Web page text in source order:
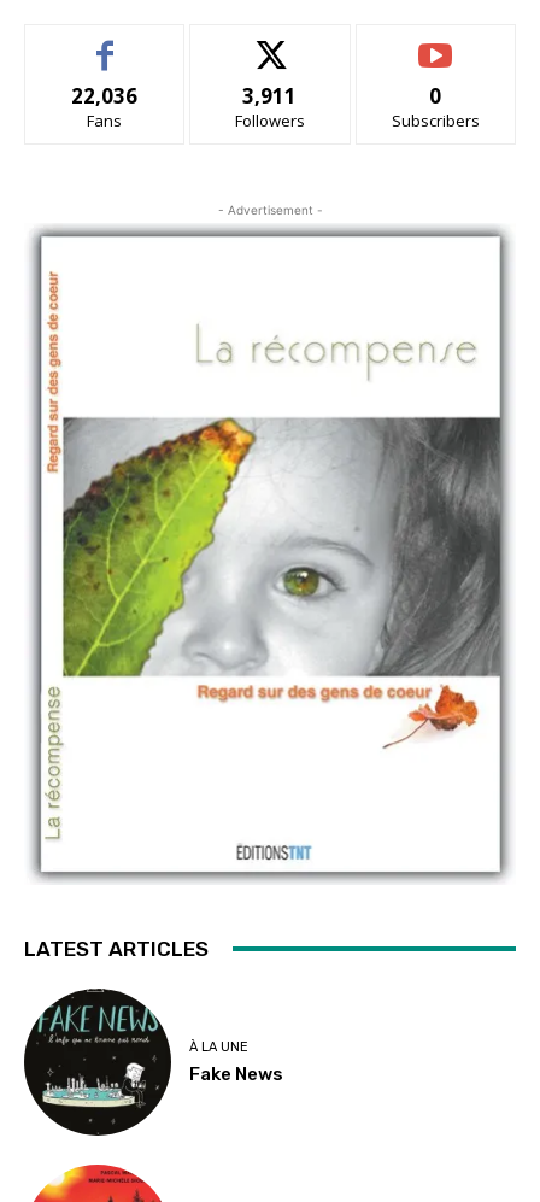
22,036
Fans
3,911
Followers
0
Subscribers
- Advertisement -
LATEST ARTICLES
À LA UNE
Fake News